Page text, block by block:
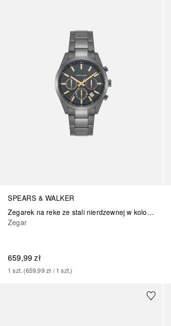
SPEARS & WALKER
Zegarek na reke ze stali nierdzewnej w kolorze antracytowym
Zegar
659,99 zł
1 szt. (659,99 zł / 1 szt.)